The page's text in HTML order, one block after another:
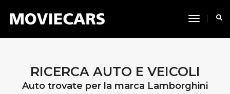
toggle
RICERCA AUTO E VEICOLI
Auto trovate per la marca Lamborghini